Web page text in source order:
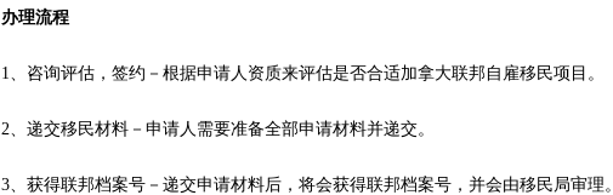
办理流程
1、咨询评估，签约－根据申请人资质来评估是否合适加拿大联邦自雇移民项目。
2、递交移民材料－申请人需要准备全部申请材料并递交。
3、获得联邦档案号－递交申请材料后，将会获得联邦档案号，并会由移民局审理。